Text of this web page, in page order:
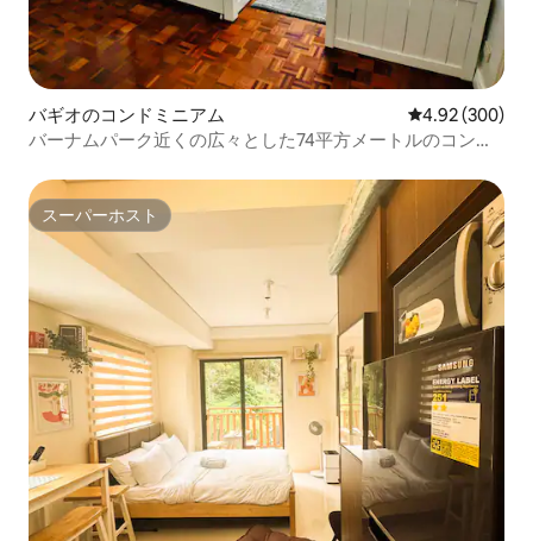
バギオのコンドミニアム レビュー300
4.92 (300)
バーナムパーク近くの広々とした74平方メートルのコンド
スーパーホスト
スーパーホスト